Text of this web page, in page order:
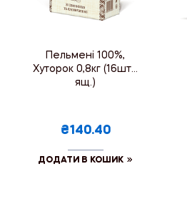
Пельмені 100%,
Хуторок 0,8кг (16шт./
ящ.)
₴140.40
ДОДАТИ В КОШИК